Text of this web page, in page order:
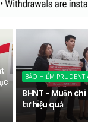
BẢO HIỂM
BHNT - Muốn
tư hiệu quả